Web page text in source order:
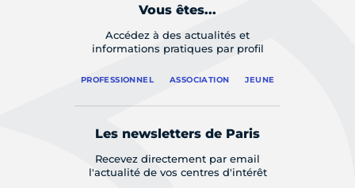
Vous êtes...
Accédez à des actualités et
informations pratiques par profil
PROFESSIONNEL ASSOCIATION JEUNE
Les newsletters de Paris
Recevez directement par email
l'actualité de vos centres d'intérêt